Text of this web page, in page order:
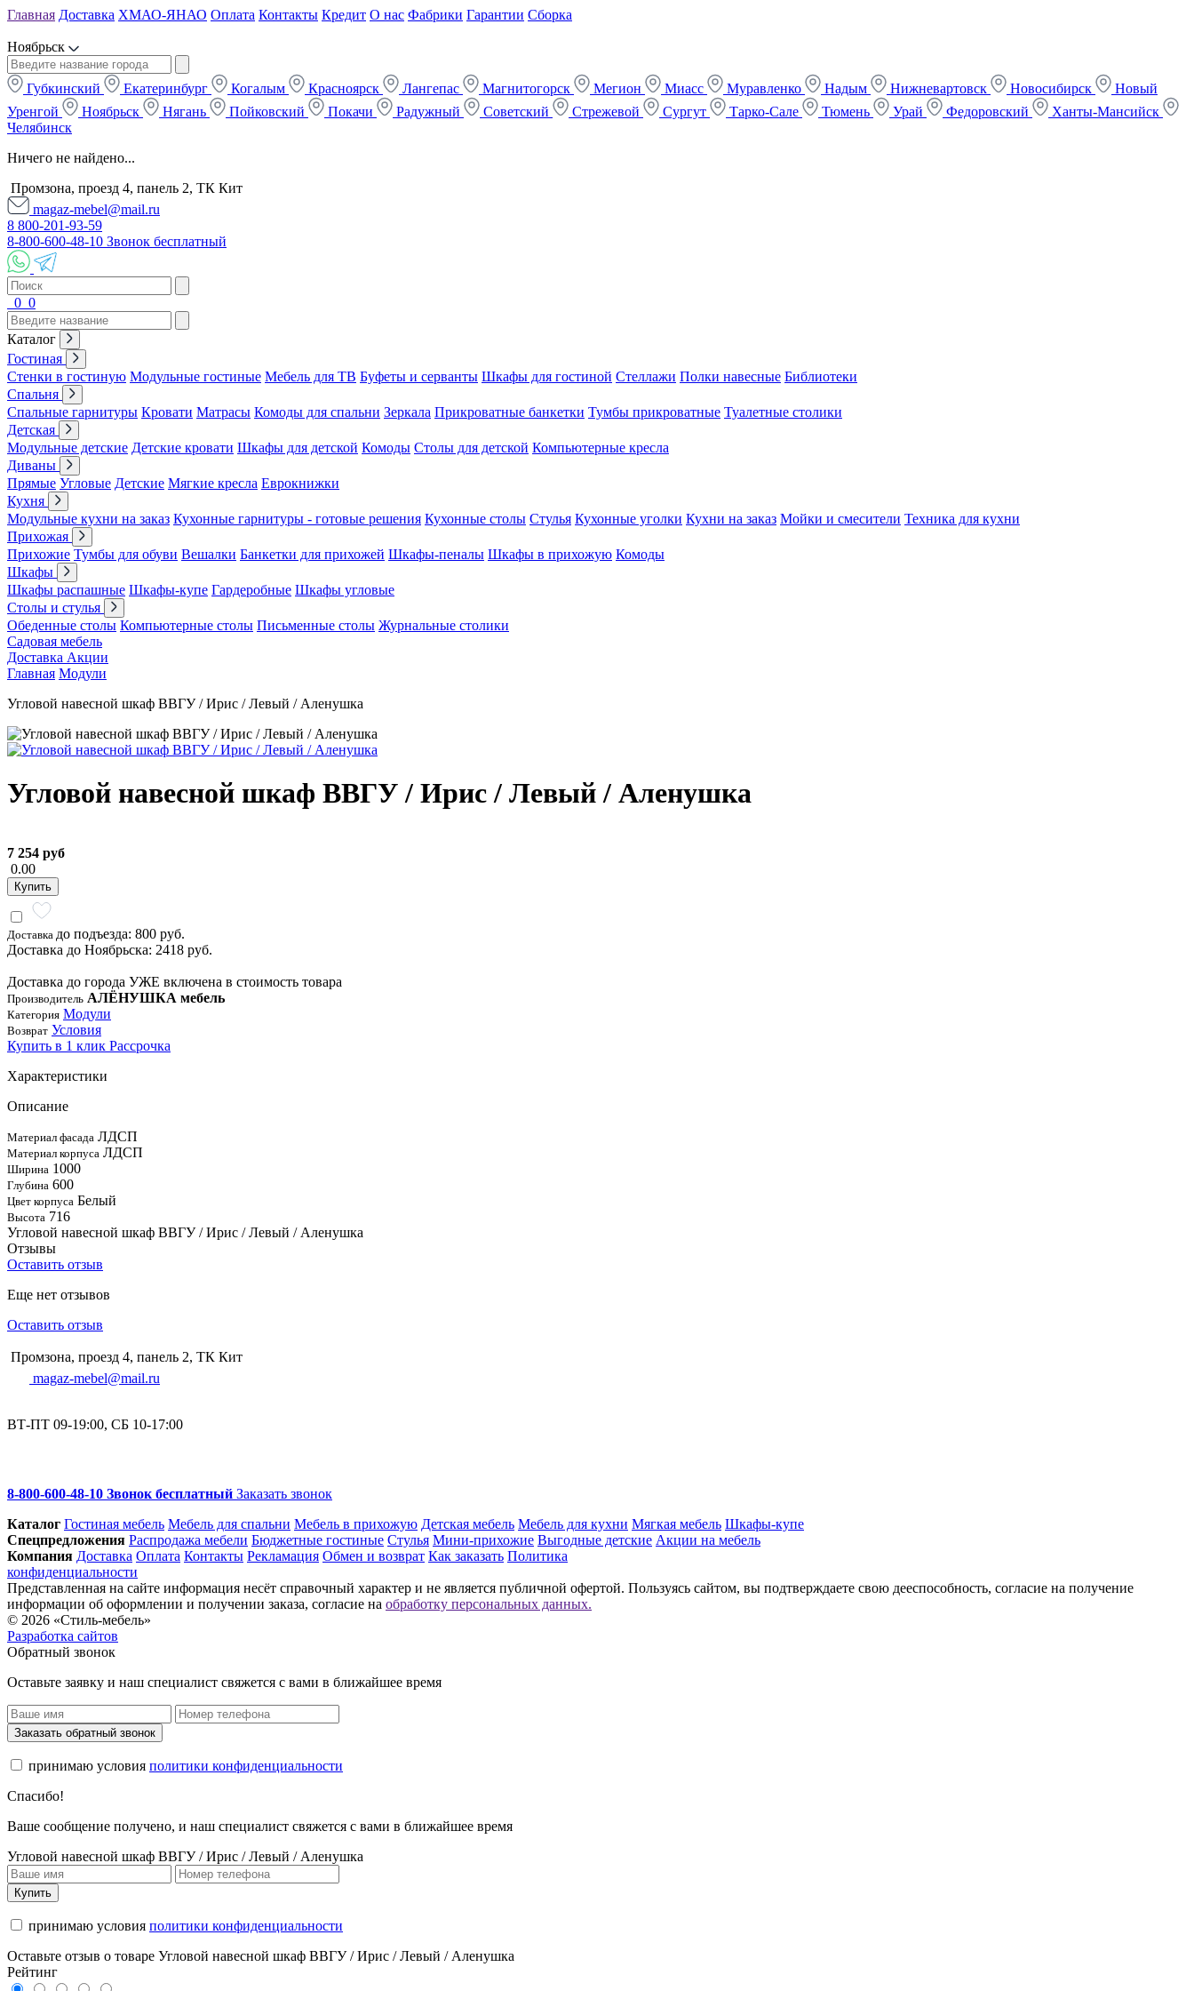
Главная Доставка ХМАО-ЯНАО Оплата Контакты Кредит О нас Фабрики Гарантии Сборка
Ноябрьск
Губкинский Екатеринбург Когалым Красноярск Лангепас Магнитогорск Мегион Миасс Муравленко Надым Нижневартовск Новосибирск
Новый
Уренгой
Ноябрьск Нягань Пойковский Покачи Радужный Советский Стрежевой Сургут Тарко-Сале Тюмень Урай Федоровский
Ханты-Мансийск
Челябинск
Ничего не найдено...
Промзона, проезд 4, панель 2, ТК Кит
magaz-mebel@mail.ru
8 800-201-93-59
8-800-600-48-10 Звонок бесплатный
0 0
Каталог
Гостиная
Стенки в гостиную Модульные гостиные Мебель для ТВ Буфеты и серванты Шкафы для гостиной Стеллажи Полки навесные Библиотеки
Спальня
Спальные гарнитуры Кровати Матрасы Комоды для спальни Зеркала Прикроватные банкетки Тумбы прикроватные Туалетные столики
Детская
Модульные детские Детские кровати Шкафы для детской Комоды Столы для детской Компьютерные кресла
Диваны
Прямые Угловые Детские Мягкие кресла Еврокнижки
Кухня
Модульные кухни на заказ Кухонные гарнитуры - готовые решения Кухонные столы Стулья Кухонные уголки Кухни на заказ Мойки и смесители Техника для кухни
Прихожая
Прихожие Тумбы для обуви Вешалки Банкетки для прихожей Шкафы-пеналы Шкафы в прихожую Комоды
Шкафы
Шкафы распашные Шкафы-купе Гардеробные Шкафы угловые
Столы и стулья
Обеденные столы Компьютерные столы Письменные столы Журнальные столики
Садовая мебель
Доставка Акции
Главная Модули
Угловой навесной шкаф ВВГУ / Ирис / Левый / Аленушка
Угловой навесной шкаф ВВГУ / Ирис / Левый / Аленушка
7 254 руб
0.00
Купить
Доставка до подъезда: 800 руб.
Доставка до Ноябрьска: 2418 руб.
Доставка до города УЖЕ включена в стоимость товара
Производитель АЛЁНУШКА мебель
Категория Модули
Возврат Условия
Купить в 1 клик Рассрочка
Характеристики
Описание
Материал фасада ЛДСП
Материал корпуса ЛДСП
Ширина 1000
Глубина 600
Цвет корпуса Белый
Высота 716
Угловой навесной шкаф ВВГУ / Ирис / Левый / Аленушка
Отзывы
Оставить отзыв
Еще нет отзывов
Оставить отзыв
Промзона, проезд 4, панель 2, ТК Кит
magaz-mebel@mail.ru
ВТ-ПТ 09-19:00, СБ 10-17:00
8-800-600-48-10 Звонок бесплатный Заказать звонок
Каталог Гостиная мебель Мебель для спальни Мебель в прихожую Детская мебель Мебель для кухни Мягкая мебель Шкафы-купе
Спец­предложения Распродажа мебели Бюджетные гостиные Стулья Мини-прихожие Выгодные детские Акции на мебель
Компания Доставка Оплата Контакты Рекламация Обмен и возврат Как заказать Политика
конфиденциальности
Представленная на сайте информация несёт справочный характер и не является публичной офертой. Пользуясь сайтом, вы подтверждаете свою дееспособность, согласие на получение
информации об оформлении и получении заказа, согласие на обработку персональных данных.
© 2026 «Стиль-мебель»
Разработка сайтов
Обратный звонок
Оставьте заявку и наш специалист свяжется с вами в ближайшее время
Заказать обратный звонок
принимаю условия политики конфиденциальности
Спасибо!
Ваше сообщение получено, и наш специалист свяжется с вами в ближайшее время
Угловой навесной шкаф ВВГУ / Ирис / Левый / Аленушка
Купить
принимаю условия политики конфиденциальности
Оставьте отзыв о товаре Угловой навесной шкаф ВВГУ / Ирис / Левый / Аленушка
Рейтинг